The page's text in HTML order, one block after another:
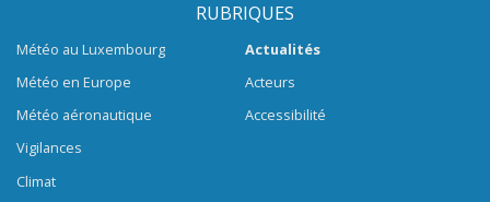
RUBRIQUES
Météo au Luxembourg
Météo en Europe
Météo aéronautique
Vigilances
Climat
Actualités
Acteurs
Accessibilité